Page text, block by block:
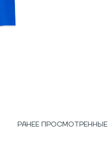
РАНЕЕ ПРОСМОТРЕННЫЕ